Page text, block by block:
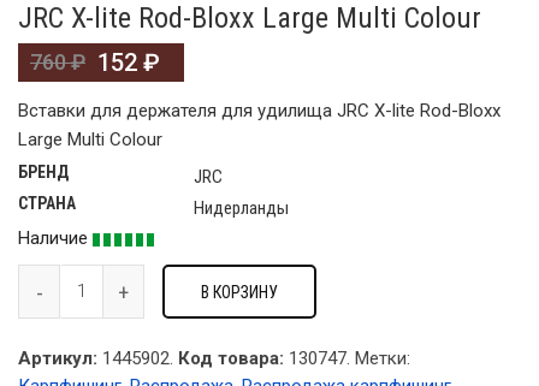
JRC X-lite Rod-Bloxx Large Multi Colour
760₽ 152 ₽
Вставки для держателя для удилища JRC X-lite Rod-Bloxx
Large Multi Colour
БРЕНД JRC
СТРАНА
Нидерланды
Наличие
В КОРЗИНУ
Артикул: 1445902. Код товара: 130747. Метки: